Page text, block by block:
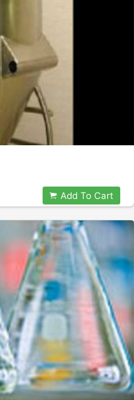
Add To Cart